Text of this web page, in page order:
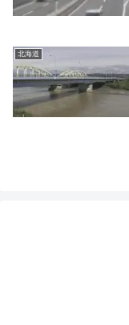
北海道